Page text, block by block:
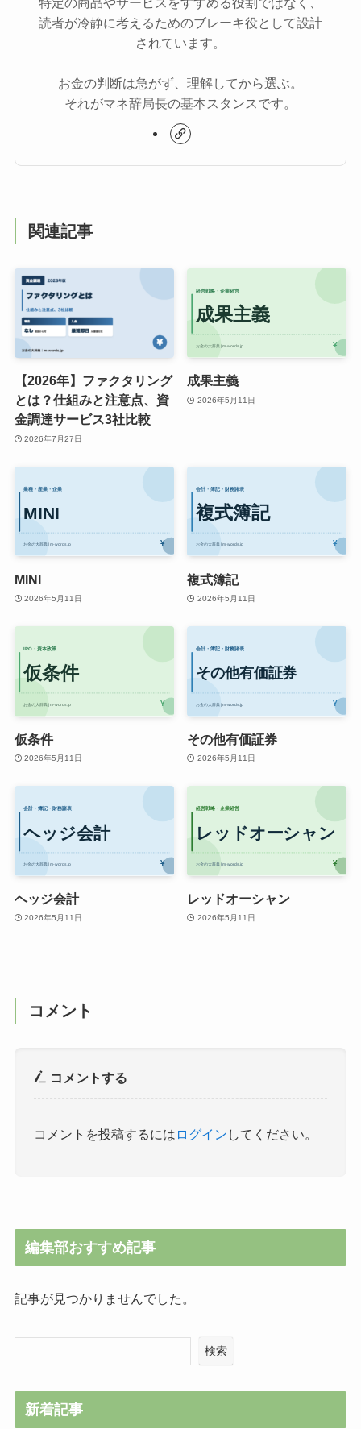
読者が冷静に考えるためのブレーキ役として設計
されています。
お金の判断は急がず、理解してから選ぶ。
それがマネ辞局長の基本スタンスです。
関連記事
【2026年】ファクタリング
とは？仕組みと注意点、資
金調達サービス3社比較
2026年7月27日
成果主義
2026年5月11日
MINI
2026年5月11日
複式簿記
2026年5月11日
仮条件
2026年5月11日
その他有価証券
2026年5月11日
ヘッジ会計
2026年5月11日
レッドオーシャン
2026年5月11日
コメント
コメントする
コメントを投稿するには ログイン してください。
編集部おすすめ記事
記事が見つかりませんでした。
検索
新着記事